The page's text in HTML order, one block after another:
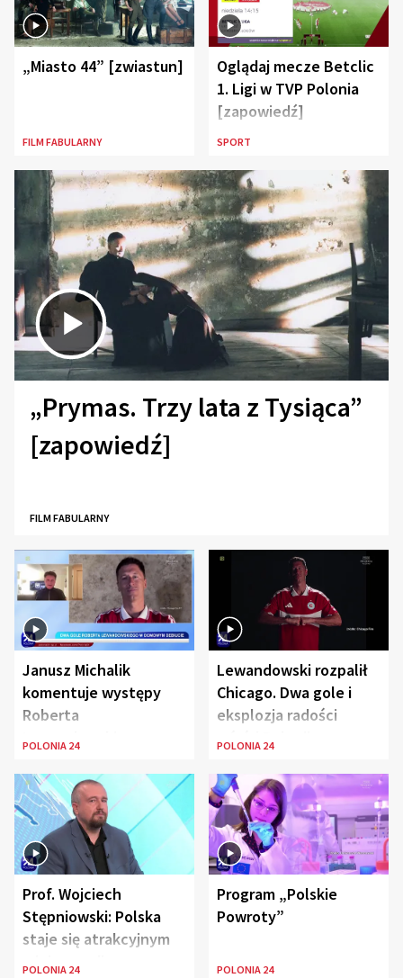
„Miasto 44” [zwiastun]
FILM FABULARNY
Oglądaj mecze Betclic
1. Ligi w TVP Polonia
[zapowiedź]
SPORT
„Prymas. Trzy lata z Tysiąca”
[zapowiedź]
FILM FABULARNY
Janusz Michalik
komentuje występy
Roberta
Lewandowskiego w
Zjednoczonych
POLONIA 24
Lewandowski rozpalił
Chicago. Dwa gole i
eksplozja radości
wśród Polonii
POLONIA 24
Prof. Wojciech
Stępniowski: Polska
staje się atrakcyjnym
miejscem dla
POLONIA 24
Program „Polskie
Powroty”
POLONIA 24